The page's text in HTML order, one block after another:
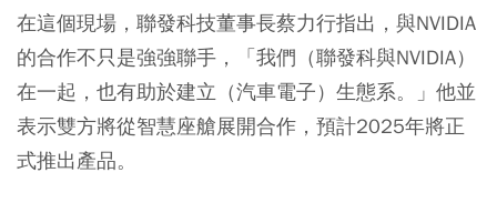
在這個現場，聯發科技董事長蔡力行指出，與NVIDIA
的合作不只是強強聯手，「我們（聯發科與NVIDIA）
在一起，也有助於建立（汽車電子）生態系。」他並
表示雙方將從智慧座艙展開合作，預計2025年將正
式推出產品。